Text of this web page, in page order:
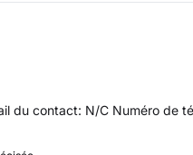
du contact: N/C Numéro